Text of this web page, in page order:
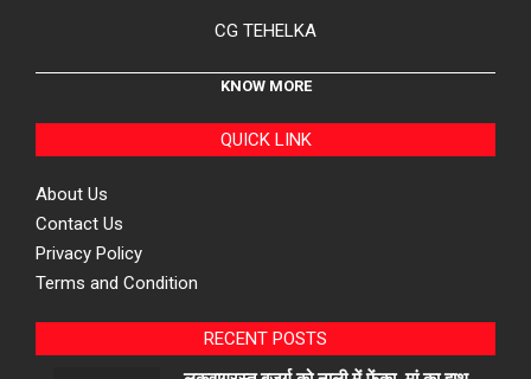
CG TEHELKA
KNOW MORE
QUICK LINK
About Us
Contact Us
Privacy Policy
Terms and Condition
RECENT POSTS